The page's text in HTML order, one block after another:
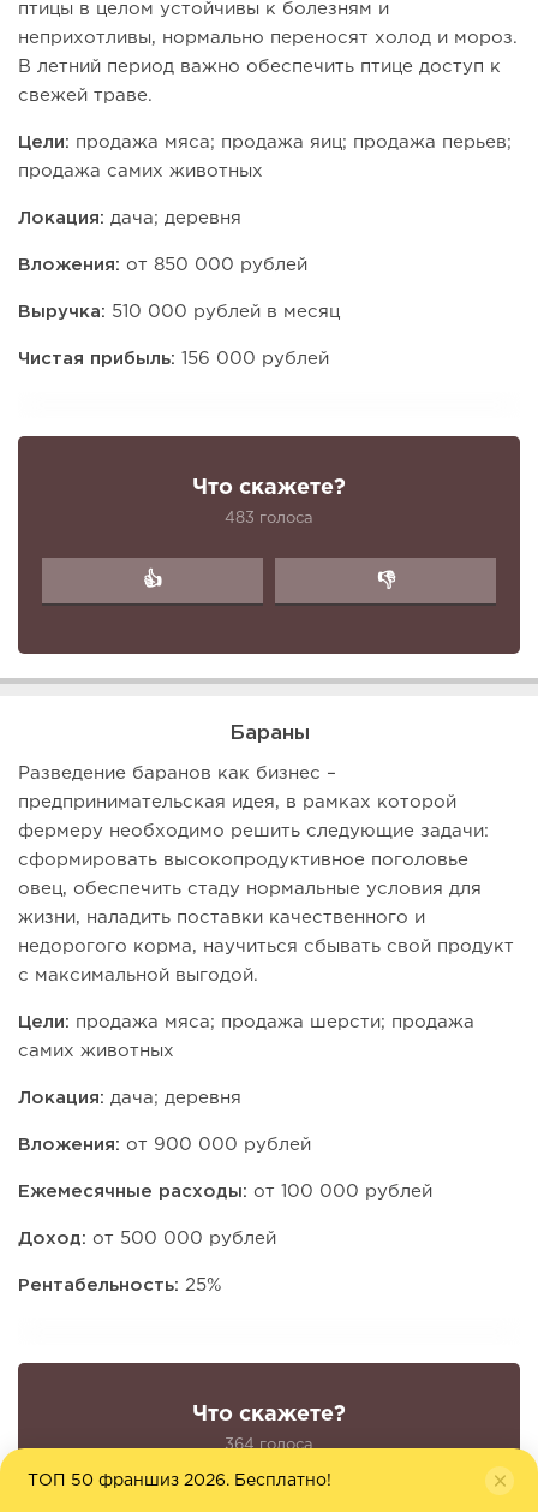
птицы в целом устойчивы к болезням и
неприхотливы, нормально переносят холод и мороз.
В летний период важно обеспечить птице доступ к
свежей траве.
Цели: продажа мяса; продажа яиц; продажа перьев;
продажа самих животных
Локация: дача; деревня
Вложения: от 850 000 рублей
Выручка: 510 000 рублей в месяц
Чистая прибыль: 156 000 рублей
Что скажете?
483 голоса
👍 👎
Бараны
Разведение баранов как бизнес –
предпринимательская идея, в рамках которой
фермеру необходимо решить следующие задачи:
сформировать высокопродуктивное поголовье
овец, обеспечить стаду нормальные условия для
жизни, наладить поставки качественного и
недорогого корма, научиться сбывать свой продукт
с максимальной выгодой.
Цели: продажа мяса; продажа шерсти; продажа
самих животных
Локация: дача; деревня
Вложения: от 900 000 рублей
Ежемесячные расходы: от 100 000 рублей
Доход: от 500 000 рублей
Рентабельность: 25%
Что скажете?
364 голоса
ТОП 50 франшиз 2026. Бесплатно!